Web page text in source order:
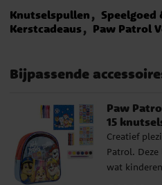
Knutselspullen
Speelgoed
Kerstcadeaus
Paw Patrol
Bijpassende
Paw
15
Creatief
Patrol.
wat